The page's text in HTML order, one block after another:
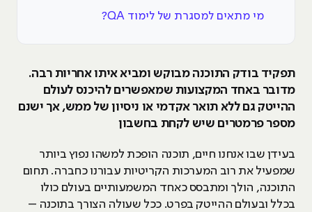
מי מתאים למסגרת של לימוד QA?
תפקיד בודק התוכנה מבוקש ומביא איתו אחריות רבה.
מדובר באחד המקצועות שמאפשרים להיכנס לעולם
ההייטק גם ללא תואר אקדמי או ניסיון של ממש, אך ישנם
מספר פרמטרים שיש לקחת בחשבון
בעידן שבו אנחנו חיים, תוכנה הופכת למשהו נפוץ ביותר
שמפעיל את רוב המערכות הקריטיות עבורנו כחברה. תחום
התוכנה, הולך ומתבסס כאחד המשמעותיים בעולם כולו
בכלל ובעולם ההייטק בפרט. ככל שעולה הצורך בתוכנה –